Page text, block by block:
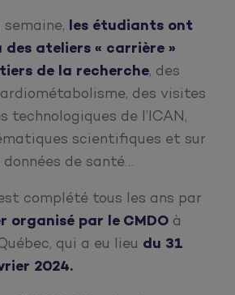
les étudiants ont
ateliers « carrière »
de la recherche, des
des visites
technologiques de l’ICAN,
scientifiques et sur
de santé…
complété tous les ans par
organisé par le CMDO à
qui a eu lieu du 31
2024.